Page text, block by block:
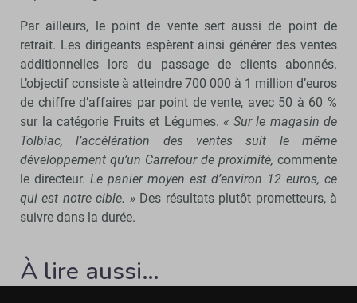
Par ailleurs, le point de vente sert aussi de point de
retrait. Les dirigeants espèrent ainsi générer des ventes
additionnelles lors du passage de clients abonnés.
L’objectif consiste à atteindre 700 000 à 1 million d’euros
de chiffre d’affaires par point de vente, avec 50 à 60 %
sur la catégorie Fruits et Légumes. « Sur le magasin de
Tolbiac, l’accélération des ventes suit le même
développement qu’un Carrefour de proximité, commente
le directeur. Le panier moyen est d’environ 12 euros, ce
qui est notre cible. »Des résultats plutôt prometteurs, à
suivre dans la durée.
À lire aussi…